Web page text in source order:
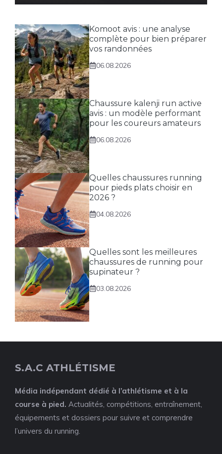
Komoot avis : une analyse
complète pour bien préparer
vos randonnées
06.08.2026
Chaussure kalenji run active
avis : un modèle performant
pour les coureurs amateurs
06.08.2026
Quelles chaussures running
pour pieds plats choisir en
2026 ?
04.08.2026
Quelles sont les meilleures
chaussures de running pour
supinateur ?
03.08.2026
S.A.C ATHLÉTISME
Média indépendant dédié à l’athlétisme et à la
course à pied. Actualités, compétitions, entraînement,
équipements et dossiers pour suivre et comprendre
l’univers du running.